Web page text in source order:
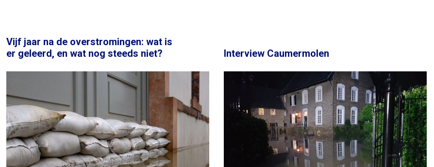
Vijf jaar na de overstromingen: wat is
er geleerd, en wat nog steeds niet?
Interview Caumermolen